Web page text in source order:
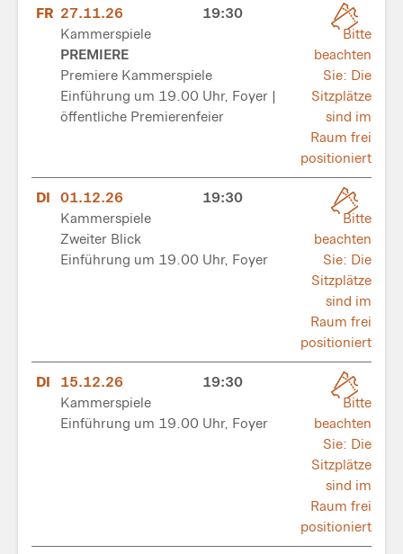
FR 27.11.26
19:30
Kammerspiele
PREMIERE
Premiere Kammerspiele
Einführung um 19.00 Uhr, Foyer |
öffentliche Premierenfeier
Bitte
beachten
Sie: Die
Sitzplätze
sind im
Raum frei
positioniert
DI 01.12.26
19:30
Kammerspiele
Zweiter Blick
Einführung um 19.00 Uhr, Foyer
Bitte
beachten
Sie: Die
Sitzplätze
sind im
Raum frei
positioniert
DI 15.12.26
19:30
Kammerspiele
Einführung um 19.00 Uhr, Foyer
Bitte
beachten
Sie: Die
Sitzplätze
sind im
Raum frei
positioniert